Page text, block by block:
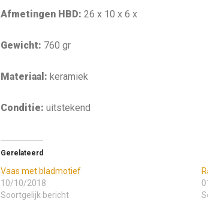
Afmetingen HBD: 26 x 10 x 6 x
Gewicht: 760 gr
Materiaal: keramiek
Conditie: uitstekend
Gerelateerd
Vaas met bladmotief
10/10/2018
Soortgelijk bericht